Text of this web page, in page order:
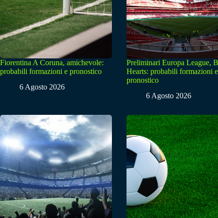
Fiorentina A Coruna, amichevole:
probabili formazioni e pronostico
6 Agosto 2026
Preliminari Europa League,
Hearts: probabili formazioni e
pronostico
6 Agosto 2026